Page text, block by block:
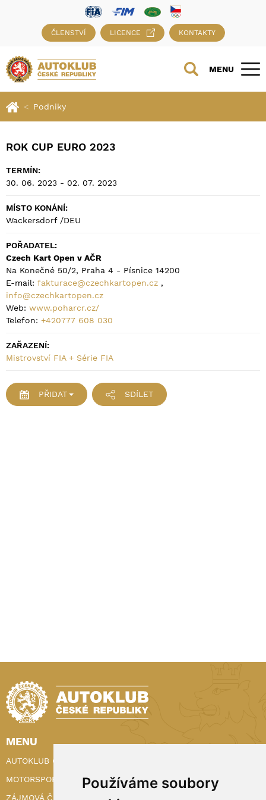
Používáme soubory
ČLENSTVÍ LICENCE KONTAKTY
MENU
Podniky
ROK CUP EURO 2023
TERMÍN:
30. 06. 2023 - 02. 07. 2023
MÍSTO KONÁNÍ:
Wackersdorf /DEU
POŘADATEL:
Czech Kart Open v AČR
Na Konečné 50/2, Praha 4 - Písnice 14200
E-mail: fakturace@czechkartopen.cz ,
info@czechkartopen.cz
Web: www.poharcr.cz/
Telefon: +420777 608 030
ZAŘAZENÍ:
Mistrovství FIA + Série FIA
PŘIDAT SDÍLET
MENU
AUTOKLUB ČR
MOTORSPORT
ZÁJMOVÁ ČINNOST